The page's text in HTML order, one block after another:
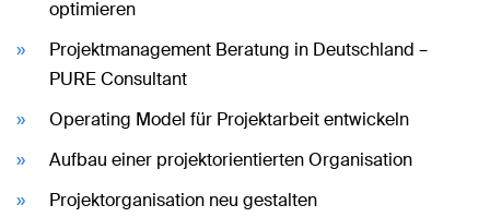
optimieren
Projektmanagement Beratung in Deutschland –
PURE Consultant
Operating Model für Projektarbeit entwickeln
Aufbau einer projektorientierten Organisation
Projektorganisation neu gestalten